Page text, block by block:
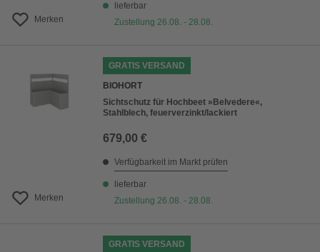
Merken
lieferbar
Zustellung 26.08. - 28.08.
Merken
GRATIS VERSAND
BIOHORT
Sichtschutz für Hochbeet »Belvedere«,
Stahlblech, feuerverzinkt/lackiert
679,00 €
Verfügbarkeit im Markt prüfen
lieferbar
Zustellung 26.08. - 28.08.
GRATIS VERSAND